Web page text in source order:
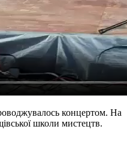
концертом. На
школи мистецтв.